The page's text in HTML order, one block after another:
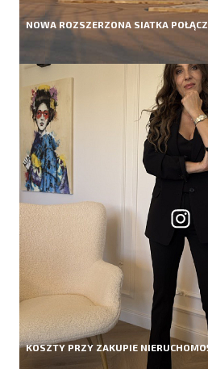
NOWA ROZSZERZONA SIATKA
KOSZTY PRZY ZAKUPIE